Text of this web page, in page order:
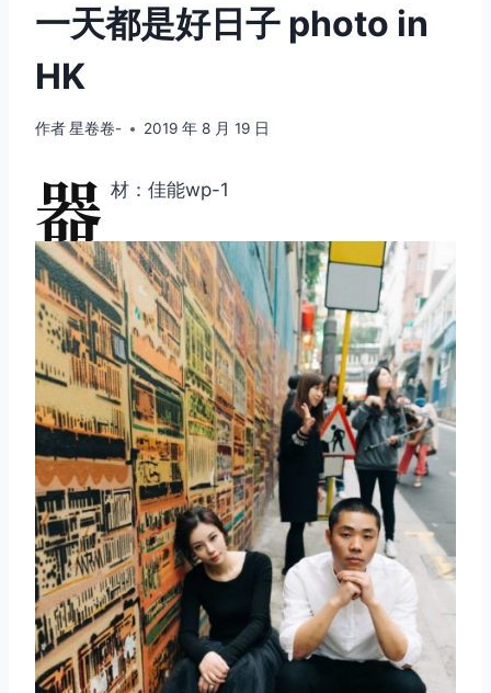
一天都是好日子 photo in
HK
作者星卷卷- 2019 年 8 月 19 日
器 材：佳能wp-1